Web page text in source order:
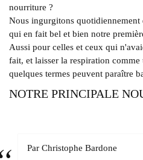
nourriture ?
Nous ingurgitons
qui en fait bel et bien notre
Aussi pour celles et ceux qui
fait, et laisser la respiration comme
quelques termes peuvent paraître
NOTRE PRINCIPALE
Par Christophe Bardone